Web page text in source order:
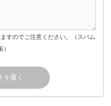
すのでご注意ください。（スパム
）